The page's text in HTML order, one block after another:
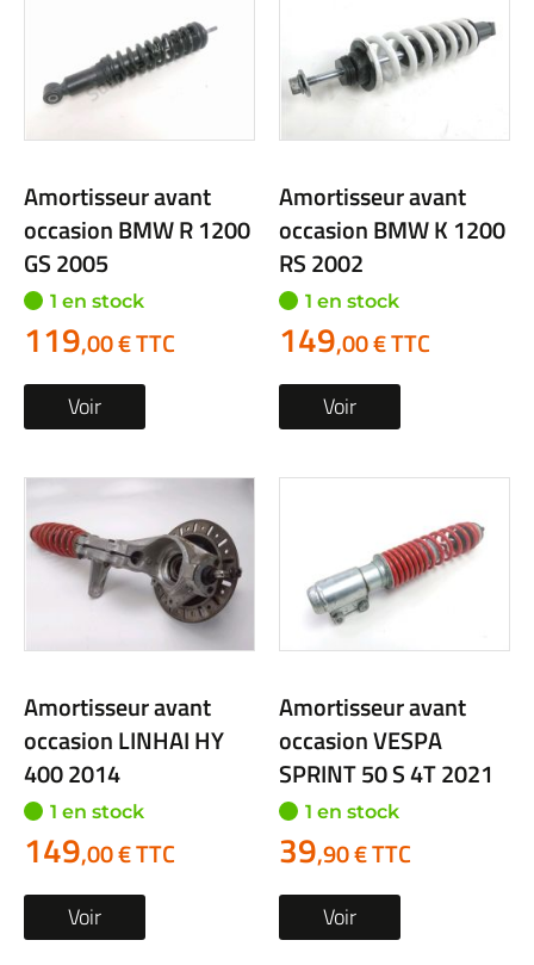
Amortisseur avant
occasion BMW R 1200
GS 2005
1 en stock
119,00 € TTC
Voir
Amortisseur avant
occasion BMW K 1200
RS 2002
1 en stock
149,00 € TTC
Voir
Amortisseur avant
occasion LINHAI HY
400 2014
1 en stock
149,00 € TTC
Voir
Amortisseur avant
occasion VESPA
SPRINT 50 S 4T 2021
1 en stock
39,90 € TTC
Voir